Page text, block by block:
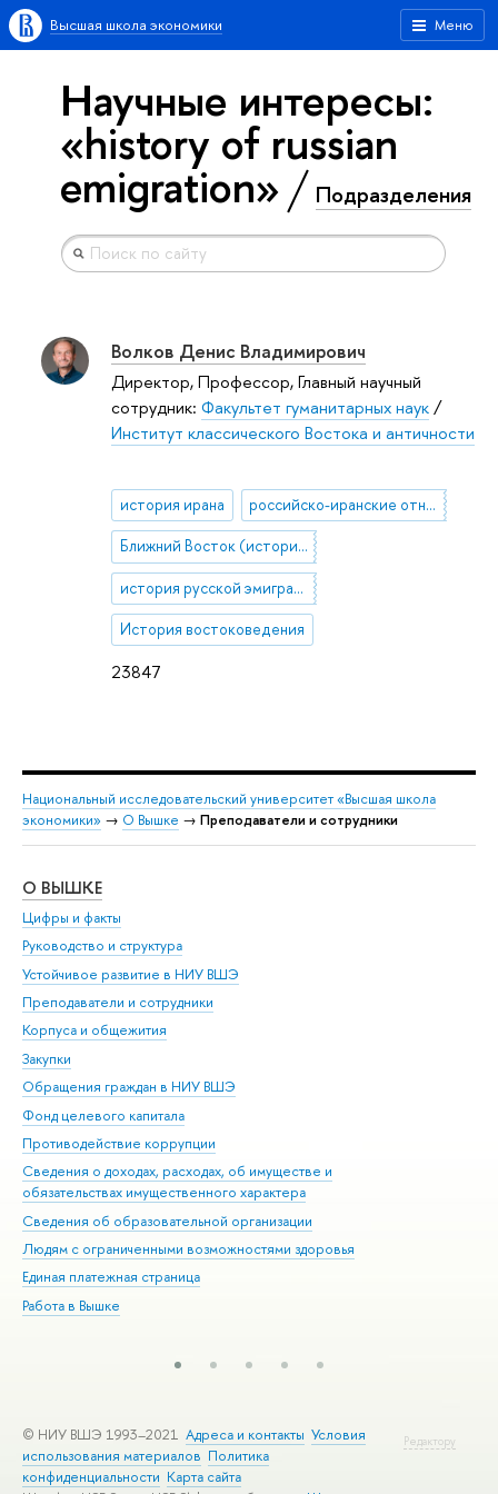
Меню
Высшая школа экономики
Научные интересы:
«history of russian
emigration» Подразделения
23847
Волков Денис Владимирович
Директор, Профессор, Главный научный
сотрудник: Факультет гуманитарных наук/
Институт классического Востока и античности
история ирана российско-иранские отношения (история и современность)
Ближний Восток (история и современность)
история русской эмиграции
История востоковедения
Национальный исследовательский университет «Высшая школа
экономики» → О Вышке → Преподаватели и сотрудники
О ВЫШКЕ
Цифры и факты
Руководство и структура
Устойчивое развитие в НИУ ВШЭ
Преподаватели и сотрудники
Корпуса и общежития
Закупки
Обращения граждан в НИУ ВШЭ
Фонд целевого капитала
Противодействие коррупции
Сведения о доходах, расходах, об имуществе и
обязательствах имущественного характера
Сведения об образовательной организации
Людям с ограниченными возможностями здоровья
Единая платежная страница
Работа в Вышке
Редактору
© НИУ ВШЭ 1993–2021 Адреса и контакты Условия
использования материалов Политика
конфиденциальности Карта сайта